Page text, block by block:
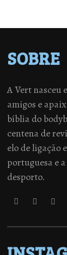
SOBRE
A Vert nasceu
amigos e
bíblia do
centena de
elo de ligação
portuguesa e
desporto.